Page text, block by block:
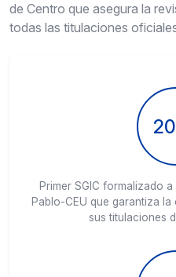
de Centro que asegura la
todas las titulaciones
Primer SGIC formalizado
Pablo-CEU que garantiza
sus titulaciones